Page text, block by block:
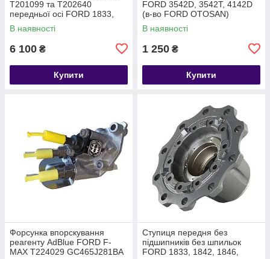
T201099 та T202640
передньої осі FORD 1833,
1842, 1846, 1848, 2533, 2633,
LC463123AA
В наявності
6 100 ₴
Купити
FORD 3542D, 3542T, 4142D
(в-во FORD OTOSAN)
T232260 HC462022AA
В наявності
1 250 ₴
Купити
Форсунка впорскування
реагенту AdBlue FORD F-
MAX T224029 GC465J281BA
Ступиця передня без
підшипників без шпильок
FORD 1833, 1842, 1846,